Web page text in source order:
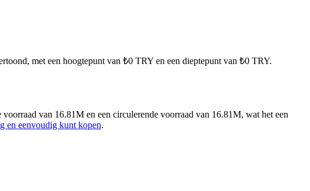
met een hoogtepunt van ₺0 TRY en een dieptepunt van ₺0 TRY.
van 16.81M en een circulerende voorraad van 16.81M, wat het een
en eenvoudig kunt kopen.